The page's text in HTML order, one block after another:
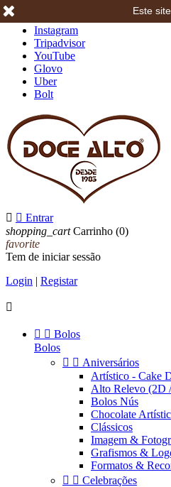
Instagram
Tripadvisor
YouTube
Glovo
Uber
Bolt
  Entrar
shopping_cart Carrinho (0)
favorite
Tem de iniciar sessão
Login | Registar

  Bolos
Bolos
  Aniversários
Artístico - Cake
Alto Relevo (2D
Bolos Nús
Chocolate
Clássicos
Imagem &
Grafismos &
Formatos &
  Celebrações
Este